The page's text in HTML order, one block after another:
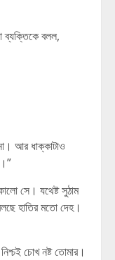
ব্যক্তিকে বলল,
আর ধাক্কাটাও
সে। যথেষ্ট সুঠাম
হাতির মতো দেহ।
চোখ নষ্ট তোমার।